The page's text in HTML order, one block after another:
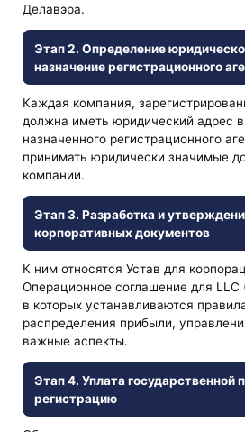
Делавэра.
Этап 2. Определение
назначение регистрационного
Каждая компания,
должна иметь юридический адрес
назначенного регистрационного
принимать юридически значимые
компании.
Этап 3. Разработка и
корпоративных документов
К ним относятся Устав для
Операционное соглашение для LLC
в которых устанавливаются
распределения прибыли,
важные аспекты.
Этап 4. Уплата государственной
регистрацию